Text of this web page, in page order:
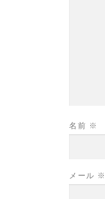
名前 ※
メール ※